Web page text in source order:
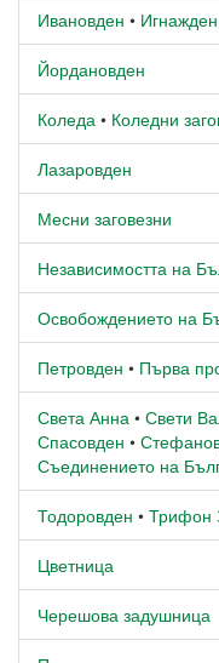
Ивановден • Игнажден
Йордановден
Коледа • Коледни
Лазаровден
Месни заговезни
Независимостта на
Освобождението на
Петровден • Първа
Света Анна • Свети
Спасовден •
Съединението на
Тодоровден • Трифон
Цветница
Черешова задушница